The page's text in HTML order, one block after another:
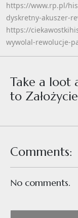
https://www.rp.pl/
dyskretny-akuszer-
https://
wywolal-rewolucje-
Take a loot
to
Comments:
No comments.